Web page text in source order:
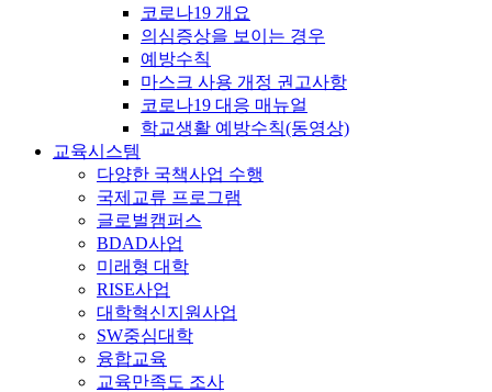
코로나19 개요
의심증상을 보이는 경우
예방수칙
마스크 사용 개정 권고사항
코로나19 대응 매뉴얼
학교생활 예방수칙(동영상)
교육시스템
다양한 국책사업 수행
국제교류 프로그램
글로벌캠퍼스
BDAD사업
미래형 대학
RISE사업
대학혁신지원사업
SW중심대학
융합교육
교육만족도 조사